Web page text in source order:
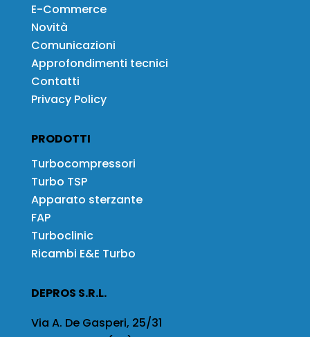
E-Commerce
Novità
Comunicazioni
Approfondimenti tecnici
Contatti
Privacy Policy
PRODOTTI
Turbocompressori
Turbo TSP
Apparato sterzante
FAP
Turboclinic
Ricambi E&E Turbo
DEPROS S.R.L.
Via A. De Gasperi, 25/31